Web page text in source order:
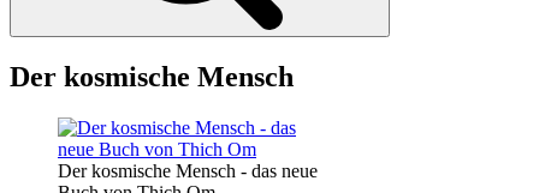
Der kosmische Mensch
Der kosmische Mensch - das neue